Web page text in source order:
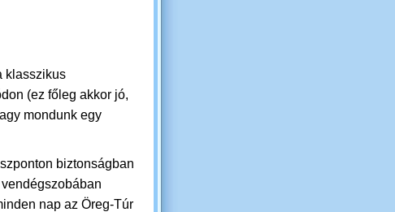
klasszikus
(ez főleg akkor jó,
mondunk egy
biztonságban
nap az Öreg-Túr